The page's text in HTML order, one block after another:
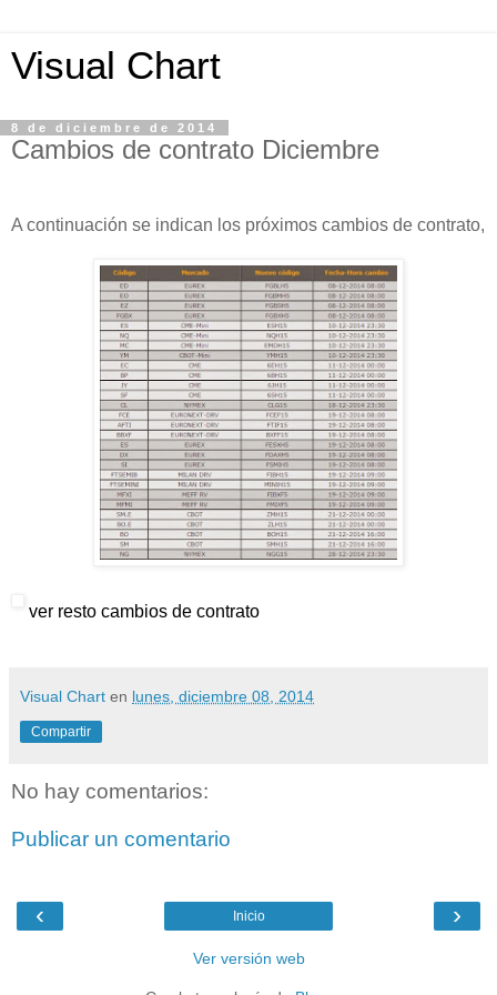
Visual Chart
8 de diciembre de 2014
Cambios de contrato Diciembre
A continuación se indican los próximos cambios de contrato,
ver resto cambios de contrato
Visual Chart en lunes, diciembre 08, 2014
Compartir
No hay comentarios:
Publicar un comentario
‹ ›
Inicio
Ver versión web